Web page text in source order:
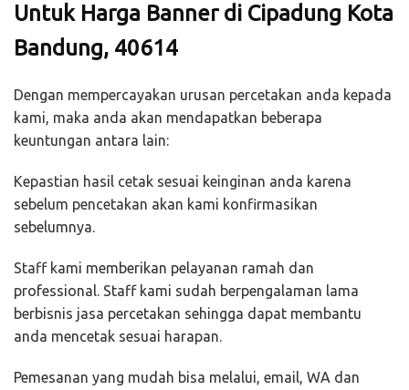
Untuk Harga Banner di Cipadung Kota
Bandung, 40614
Dengan mempercayakan urusan percetakan anda kepada
kami, maka anda akan mendapatkan beberapa
keuntungan antara lain:
Kepastian hasil cetak sesuai keinginan anda karena
sebelum pencetakan akan kami konfirmasikan
sebelumnya.
Staff kami memberikan pelayanan ramah dan
professional. Staff kami sudah berpengalaman lama
berbisnis jasa percetakan sehingga dapat membantu
anda mencetak sesuai harapan.
Pemesanan yang mudah bisa melalui, email, WA dan